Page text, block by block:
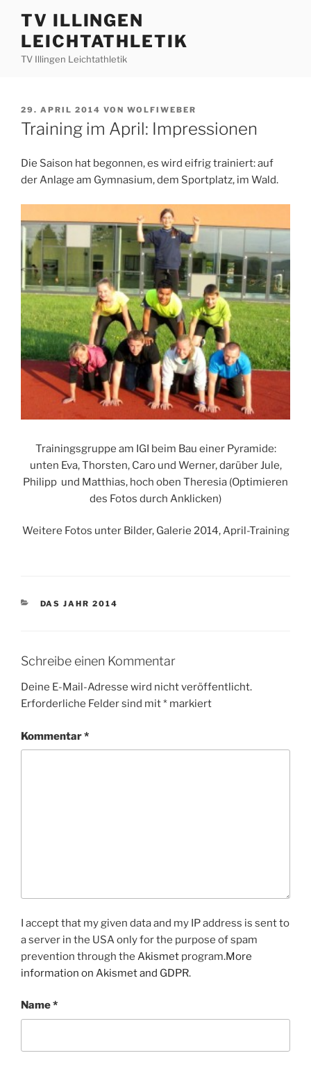
Inhalt
springen
TV ILLINGEN
LEICHTATHLETIK
TV Illingen Leichtathletik
VERÖFFENTLICHT
AM
29. APRIL 2014 VON WOLFIWEBER
Training im April: Impressionen
Die Saison hat begonnen, es wird eifrig trainiert: auf
der Anlage am Gymnasium, dem Sportplatz, im Wald.
Trainingsgruppe am IGI beim Bau einer Pyramide:
unten Eva, Thorsten, Caro und Werner, darüber Jule,
Philipp und Matthias, hoch oben Theresia (Optimieren
des Fotos durch Anklicken)
Weitere Fotos unter Bilder, Galerie 2014, April-Training
KATEGORIEN
DAS JAHR 2014
Schreibe einen Kommentar
Deine E-Mail-Adresse wird nicht veröffentlicht.
Erforderliche Felder sind mit* markiert
Kommentar*
I accept that my given data and my IP address is sent to
a server in the USA only for the purpose of spam
prevention through the Akismet program.More
information on Akismet and GDPR.
Name*